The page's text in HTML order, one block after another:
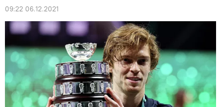
09:22 06.12.2021